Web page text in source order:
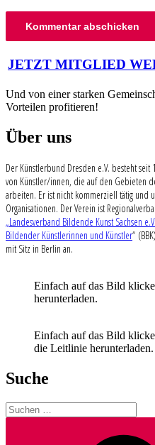
Beitragsnavigation
JETZT MITGLIED
Und von einer starken
Vorteilen profitieren!
Über uns
Der Künstlerbund Dresden e.V. besteht
von Künstler/innen, die auf den Gebieten
arbeiten. Er ist nicht kommerziell tätig und
Organisationen. Der Verein ist
„Landesverband Bildende Kunst Sachsen
Bildender Künstlerinnen und Künstler“ (BBK)
mit Sitz in Berlin an.
Einfach auf das Bild
herunterladen.
Einfach auf das Bild
die Leitlinie herunterladen.
Suche
Suchen
nach: